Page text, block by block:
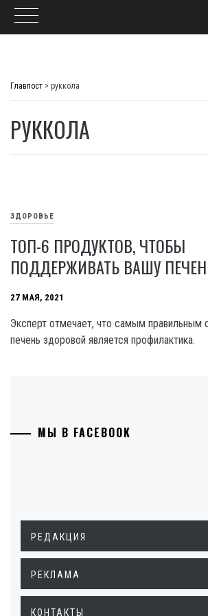
Главпост > руккола
РУККОЛА
ЗДОРОВЬЕ
ТОП-6 ПРОДУКТОВ, ЧТОБЫ
ПОДДЕРЖИВАТЬ ВАШУ
27 МАЯ, 2021
Эксперт отмечает, что самым правильным
печень здоровой является профилактика.
МЫ В FACEBOOK
РЕДАКЦИЯ
РЕКЛАМА
КОНТАКТЫ